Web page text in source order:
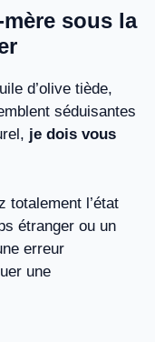
sous la
d’olive tiède,
séduisantes
je dois vous
totalement l’état
étranger ou un
erreur
une